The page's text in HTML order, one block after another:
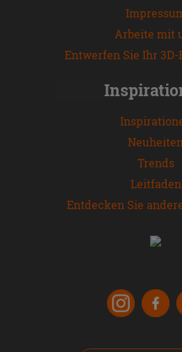
Arbeite mit
Entwerfen Sie Ihr
Neuheiten
Trends
Leitfaden
Entdecken Sie